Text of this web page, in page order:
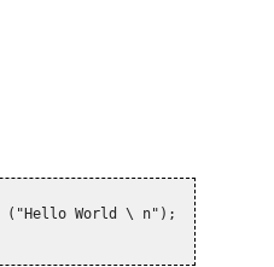
("Hello World \ n"); return